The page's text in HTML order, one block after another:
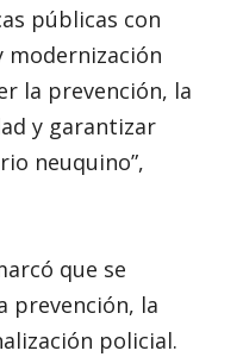
públicas con
la prevención, la
y garantizar
neuquino”,
que se
prevención, la
policial.